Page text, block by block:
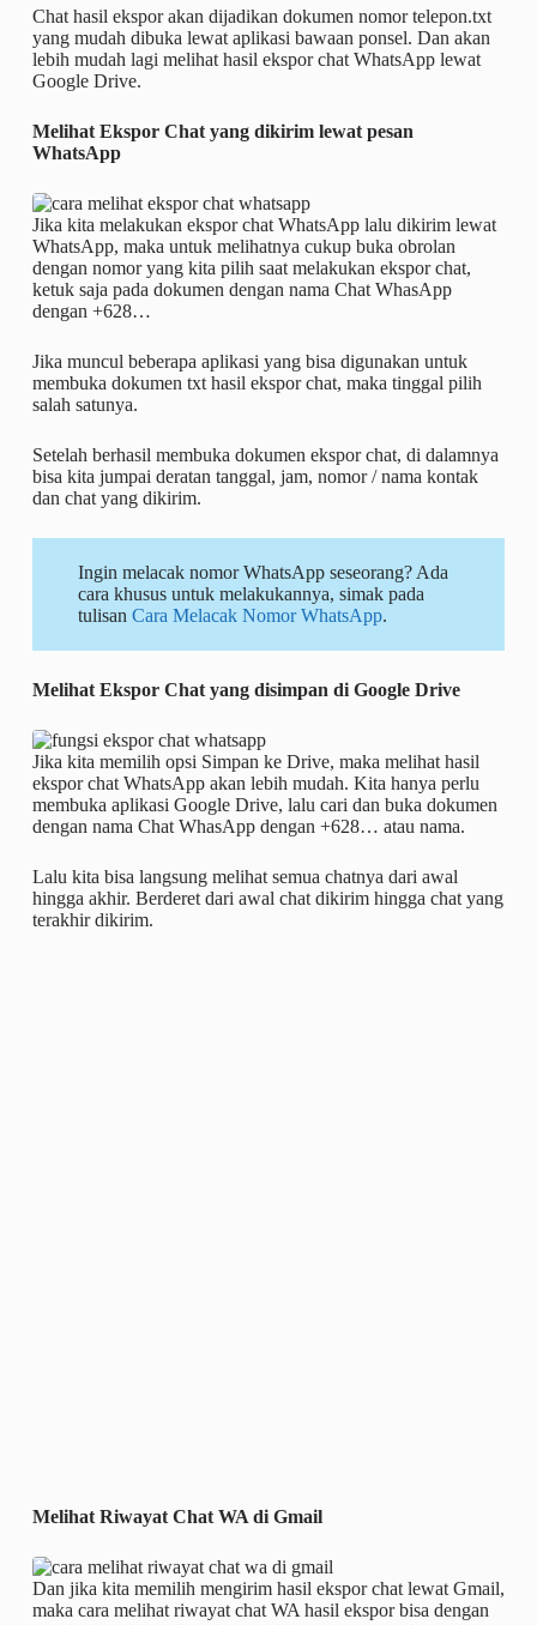
Chat hasil ekspor akan dijadikan dokumen nomor telepon.txt
yang mudah dibuka lewat aplikasi bawaan ponsel. Dan akan
lebih mudah lagi melihat hasil ekspor chat WhatsApp lewat
Google Drive.
Melihat Ekspor Chat yang dikirim lewat pesan
WhatsApp
Jika kita melakukan ekspor chat WhatsApp lalu dikirim lewat
WhatsApp, maka untuk melihatnya cukup buka obrolan
dengan nomor yang kita pilih saat melakukan ekspor chat,
ketuk saja pada dokumen dengan nama Chat WhasApp
dengan +628…
Jika muncul beberapa aplikasi yang bisa digunakan untuk
membuka dokumen txt hasil ekspor chat, maka tinggal pilih
salah satunya.
Setelah berhasil membuka dokumen ekspor chat, di dalamnya
bisa kita jumpai deratan tanggal, jam, nomor / nama kontak
dan chat yang dikirim.
Ingin melacak nomor WhatsApp seseorang? Ada
cara khusus untuk melakukannya, simak pada
tulisan Cara Melacak Nomor WhatsApp.
Melihat Ekspor Chat yang disimpan di Google Drive
Jika kita memilih opsi Simpan ke Drive, maka melihat hasil
ekspor chat WhatsApp akan lebih mudah. Kita hanya perlu
membuka aplikasi Google Drive, lalu cari dan buka dokumen
dengan nama Chat WhasApp dengan +628… atau nama.
Lalu kita bisa langsung melihat semua chatnya dari awal
hingga akhir. Berderet dari awal chat dikirim hingga chat yang
terakhir dikirim.
Melihat Riwayat Chat WA di Gmail
Dan jika kita memilih mengirim hasil ekspor chat lewat Gmail,
maka cara melihat riwayat chat WA hasil ekspor bisa dengan